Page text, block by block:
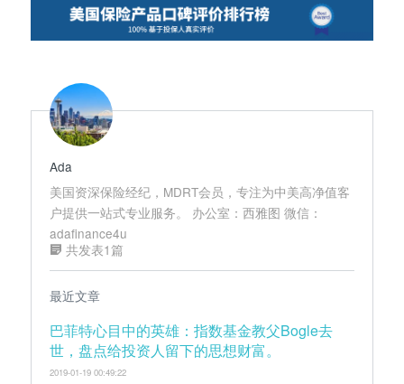
Ada
美国资深保险经纪，MDRT会员，专注为中美高净值客
户提供一站式专业服务。 办公室：西雅图 微信：
adafinance4u
共发表1篇
最近文章
巴菲特心目中的英雄：指数基金教父Bogle去
世，盘点给投资人留下的思想财富。
2019-01-19 00:49:22